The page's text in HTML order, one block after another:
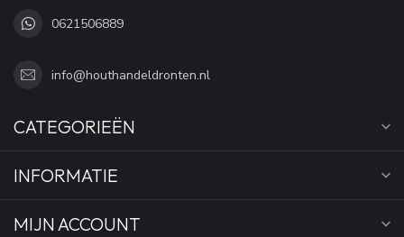
0621506889
info@houthandeldronten.nl
CATEGORIEËN
INFORMATIE
MIJN ACCOUNT